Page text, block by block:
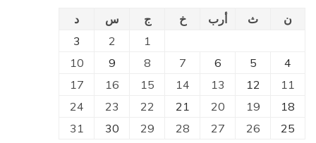
ن ث أرب خ ج س
د
1
2
3
4
5
6
7
8
9
10
11
12
13
14
15
16
17
18
19
20
21
22
23
24
25
26
27
28
29
30
31